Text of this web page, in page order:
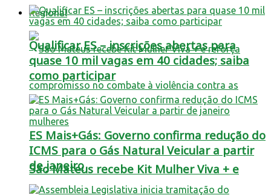
Regional
São Mateus recebe Kit Mulher Viva + e
Qualificar ES – inscrições abertas para
quase 10 mil vagas em 40 cidades; saiba
como participar
ES Mais+Gás: Governo confirma redução do
ICMS para o Gás Natural Veicular a partir
de janeiro